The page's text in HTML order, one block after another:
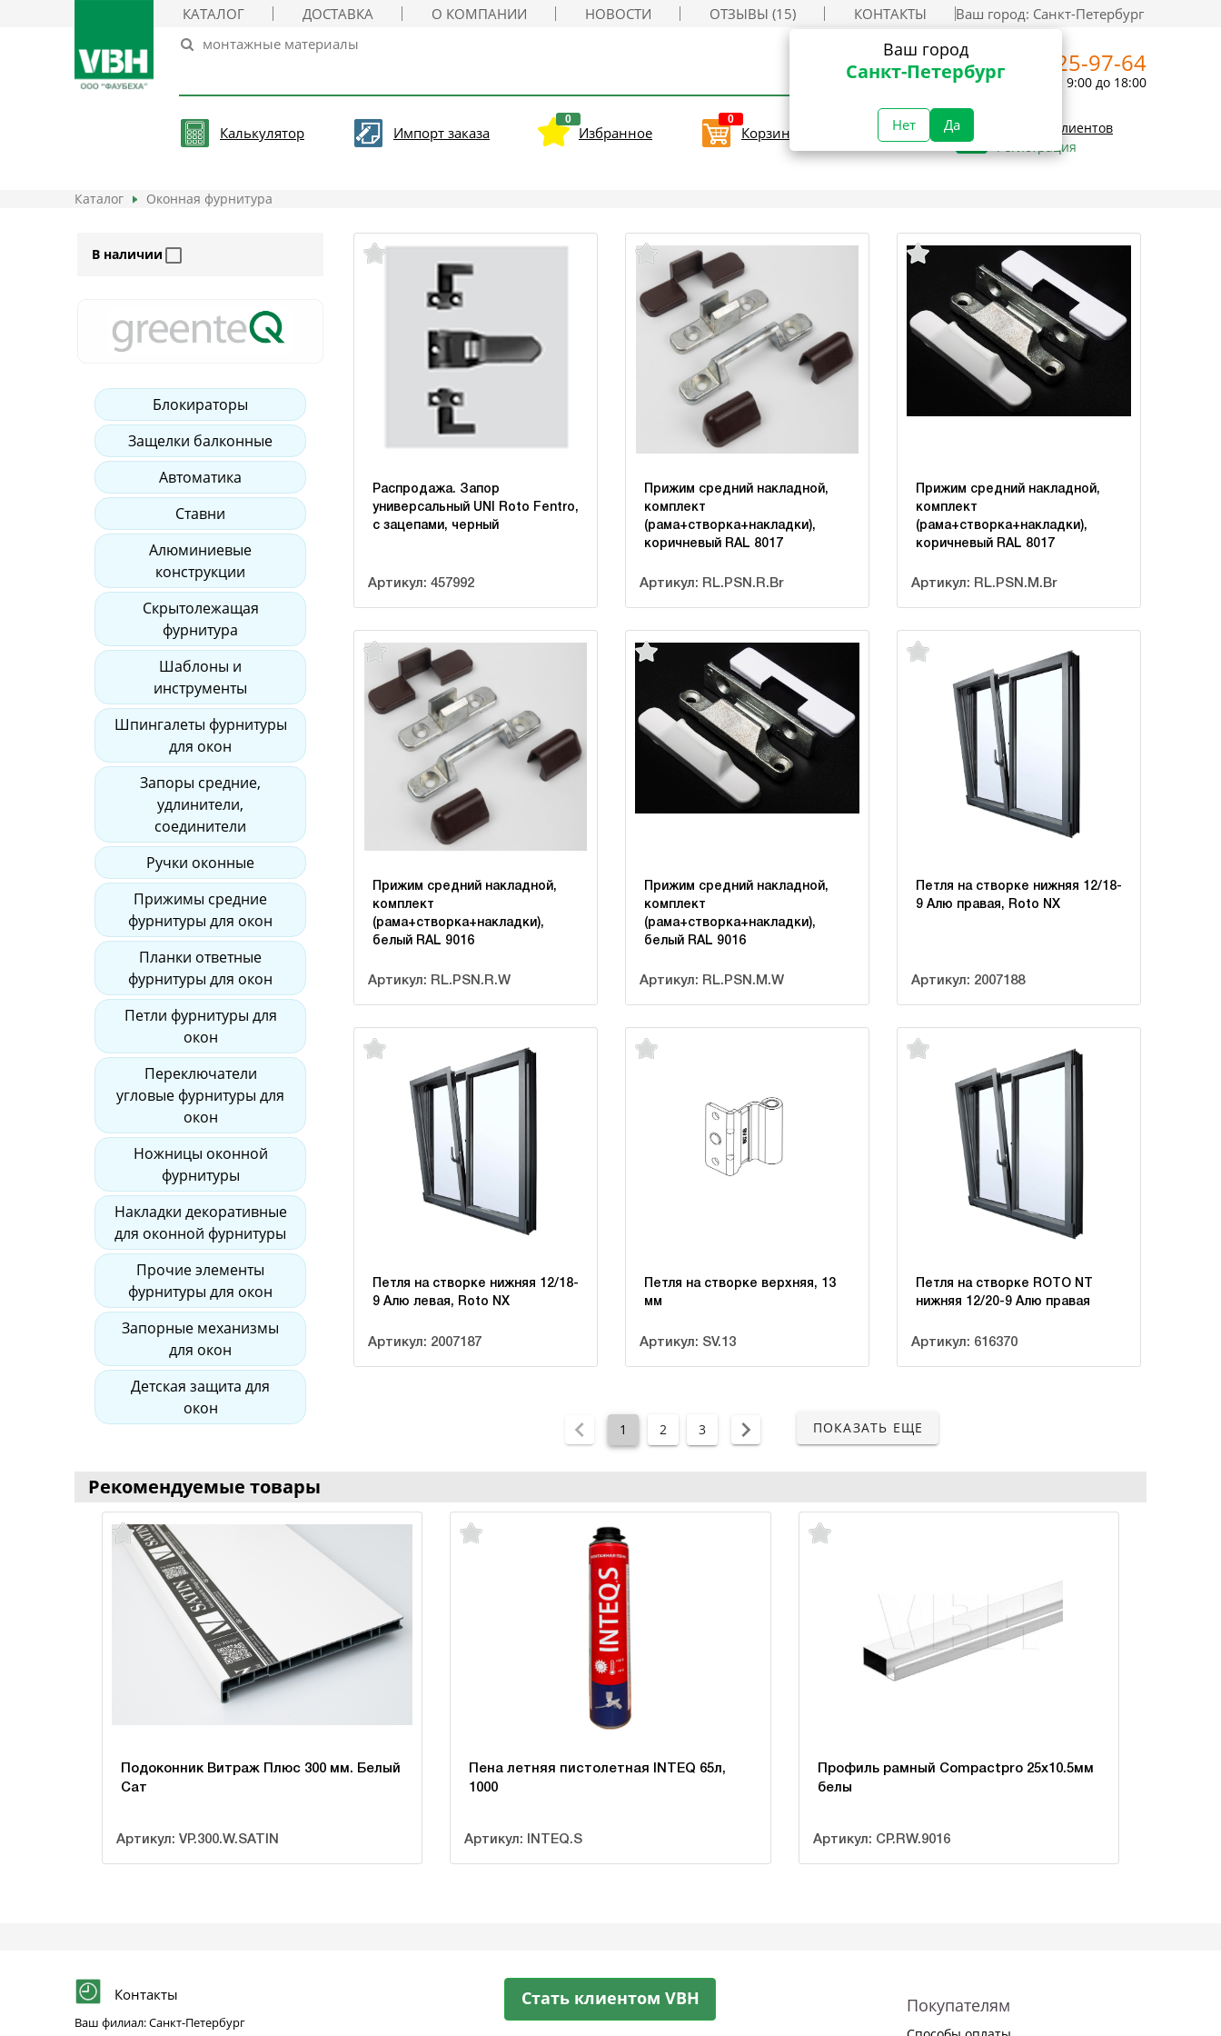
КАТАЛОГ ДОСТАВКА О КОМПАНИИ НОВОСТИ ОТЗЫВЫ (15) КОНТАКТЫ
Калькулятор Импорт заказа
0
Избранное
0
Корзина
Ваш город: Санкт-Петербург
+7 (812) 325-97-64
Пн-Пт с 9:00 до 18:00
Ваш город
Санкт-Петербург
Нет Да
Вход для клиентов
Регистрация
Каталог Оконная фурнитура
В наличии
Блокираторы
Защелки балконные
Автоматика
Ставни
Алюминиевые
конструкции
Скрытолежащая
фурнитура
Шаблоны и
инструменты
Шпингалеты фурнитуры
для окон
Запоры средние,
удлинители,
соединители
Ручки оконные
Прижимы средние
фурнитуры для окон
Планки ответные
фурнитуры для окон
Петли фурнитуры для
окон
Переключатели
угловые фурнитуры для
окон
Ножницы оконной
фурнитуры
Накладки декоративные
для оконной фурнитуры
Прочие элементы
фурнитуры для окон
Запорные механизмы
для окон
Детская защита для
окон
Распродажа. Запор
универсальный UNI Roto Fentro,
с зацепами, черный
Артикул: 457992
Прижим средний накладной,
комплект
(рама+створка+накладки),
коричневый RAL 8017
Артикул: RL.PSN.R.Br
Прижим средний накладной,
комплект
(рама+створка+накладки),
коричневый RAL 8017
Артикул: RL.PSN.M.Br
Прижим средний накладной,
комплект
(рама+створка+накладки),
белый RAL 9016
Артикул: RL.PSN.R.W
Прижим средний накладной,
комплект
(рама+створка+накладки),
белый RAL 9016
Артикул: RL.PSN.M.W
Петля на створке нижняя 12/18-
9 Алю правая, Roto NX
Артикул: 2007188
Петля на створке нижняя 12/18-
9 Алю левая, Roto NX
Артикул: 2007187
Петля на створке верхняя, 13
мм
Артикул: SV.13
Петля на створке ROTO NT
нижняя 12/20-9 Алю правая
Артикул: 616370
1 2 3 ПОКАЗАТЬ ЕЩЕ
Рекомендуемые товары
Подоконник Витраж Плюс 300 мм. Белый
Сат
Артикул: VP.300.W.SATIN
Пена летняя пистолетная INTEQ 65л,
1000
Артикул: INTEQ.S
Профиль рамный Compactpro 25х10.5мм
белы
Артикул: CP.RW.9016
Контакты
Ваш филиал: Санкт-Петербург
Стать клиентом VBH Покупателям